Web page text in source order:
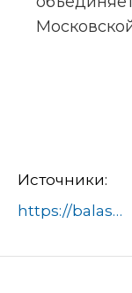
Источники:
https://balashiha.ru/article/uchastniki-balashihinskoj-shkolnoj-ligi-napravleniya-media-posetili-studiyu-telekanala-360-736945